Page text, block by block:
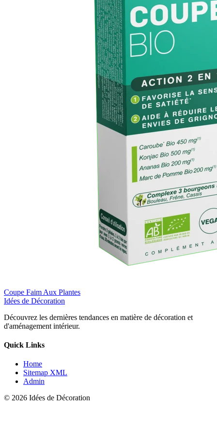
Coupe Faim Aux Plantes
Idées de Décoration
Découvrez les dernières tendances en matière de décoration et
d'aménagement intérieur.
Quick Links
Home
Sitemap XML
Admin
© 2026 Idées de Décoration